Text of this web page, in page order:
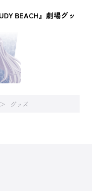
BEACH』劇場グッ
グッズ